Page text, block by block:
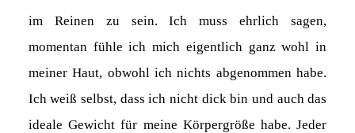
im Reinen zu sein. Ich muss ehrlich sagen,
momentan fühle ich mich eigentlich ganz wohl in
meiner Haut, obwohl ich nichts abgenommen habe.
Ich weiß selbst, dass ich nicht dick bin und auch das
ideale Gewicht für meine Körpergröße habe. Jeder